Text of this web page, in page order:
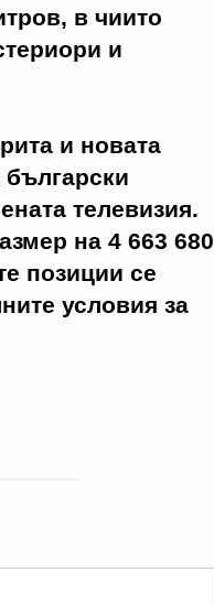
в чиито
и
и новата
телевизия.
на 4 663 680
позиции се
условия за